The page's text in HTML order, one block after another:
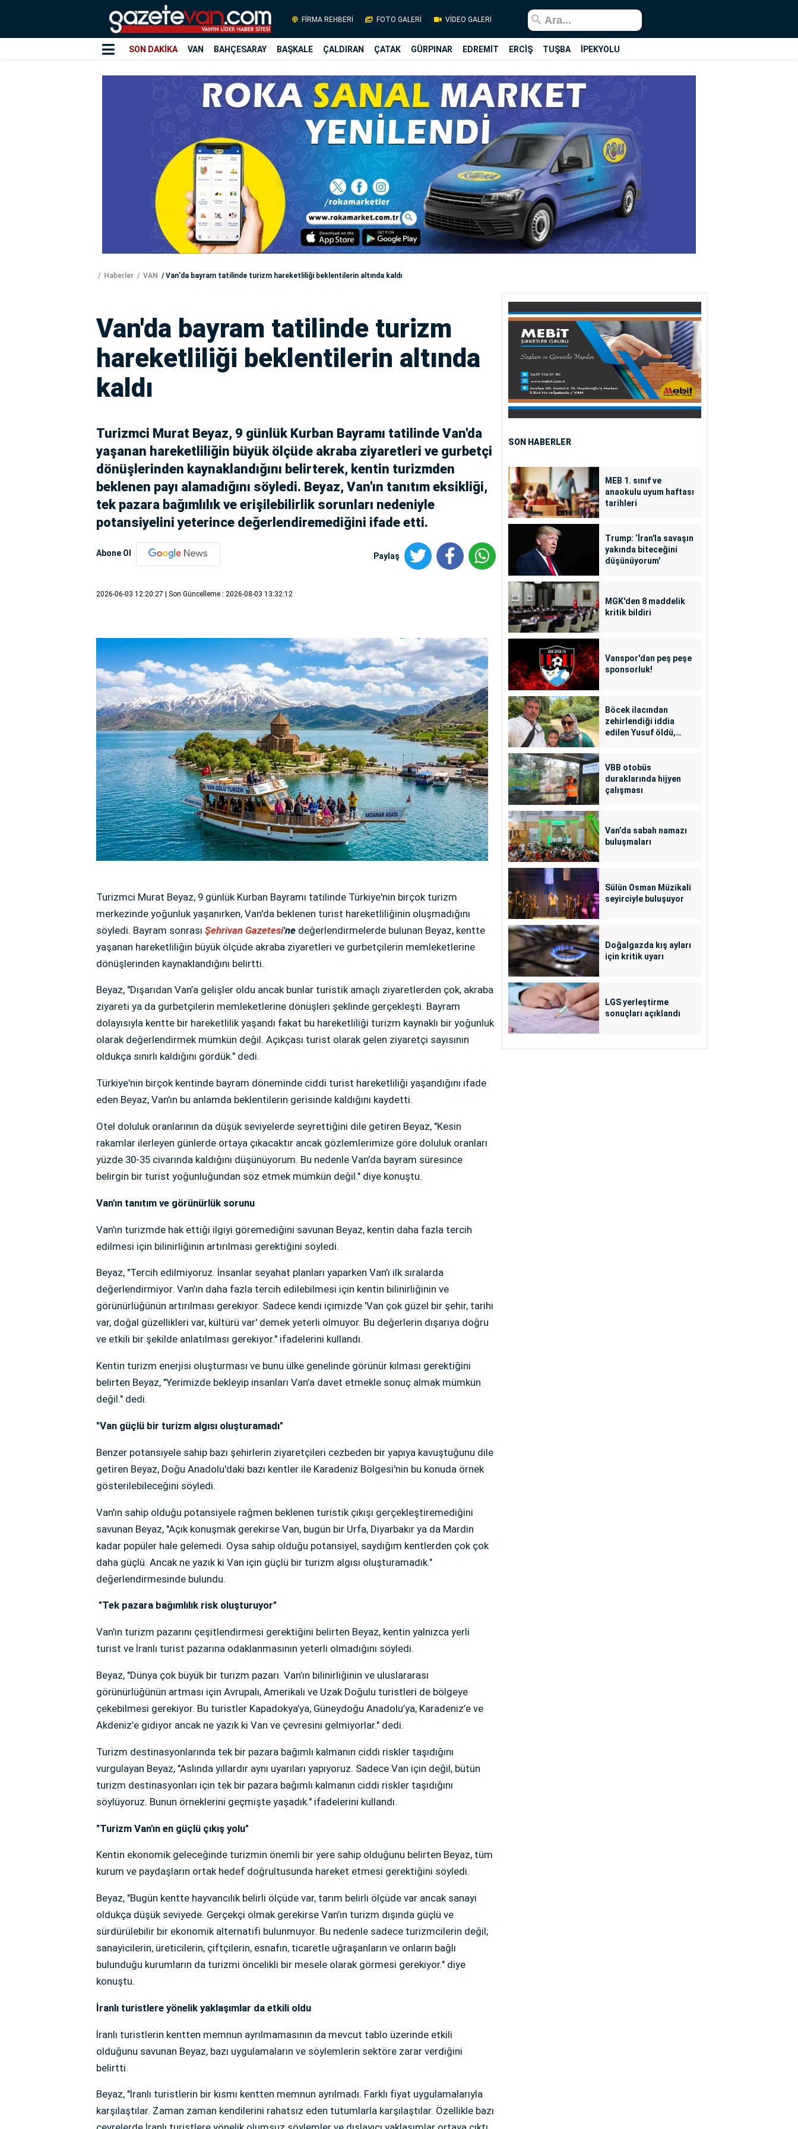
FİRMA REHBERİ FOTO GALERİ VİDEO GALERİ
SON DAKİKA VAN BAHÇESARAY BAŞKALE ÇALDIRAN ÇATAK GÜRPINAR EDREMİT ERCİŞ TUŞBA İPEKYOLU
Haberler VAN Van'da bayram tatilinde turizm hareketliliği beklentilerin altında kaldı
Van'da bayram tatilinde turizm
hareketliliği beklentilerin altında
kaldı
Turizmci Murat Beyaz, 9 günlük Kurban Bayramı tatilinde Van'da
yaşanan hareketliliğin büyük ölçüde akraba ziyaretleri ve gurbetçi
dönüşlerinden kaynaklandığını belirterek, kentin turizmden
beklenen payı alamadığını söyledi. Beyaz, Van'ın tanıtım eksikliği,
tek pazara bağımlılık ve erişilebilirlik sorunları nedeniyle
potansiyelini yeterince değerlendiremediğini ifade etti.
Abone Ol Paylaş
2026-06-03 12:20:27 | Son Güncelleme : 2026-08-03 13:32:12
Turizmci Murat Beyaz, 9 günlük Kurban Bayramı tatilinde Türkiye'nin birçok turizm
merkezinde yoğunluk yaşanırken, Van'da beklenen turist hareketliliğinin oluşmadığını
söyledi. Bayram sonrası Şehrivan Gazetesi'ne değerlendirmelerde bulunan Beyaz, kentte
yaşanan hareketliliğin büyük ölçüde akraba ziyaretleri ve gurbetçilerin memleketlerine
dönüşlerinden kaynaklandığını belirtti.
Beyaz, "Dışarıdan Van’a gelişler oldu ancak bunlar turistik amaçlı ziyaretlerden çok, akraba
ziyareti ya da gurbetçilerin memleketlerine dönüşleri şeklinde gerçekleşti. Bayram
dolayısıyla kentte bir hareketlilik yaşandı fakat bu hareketliliği turizm kaynaklı bir yoğunluk
olarak değerlendirmek mümkün değil. Açıkçası turist olarak gelen ziyaretçi sayısının
oldukça sınırlı kaldığını gördük." dedi.
Türkiye'nin birçok kentinde bayram döneminde ciddi turist hareketliliği yaşandığını ifade
eden Beyaz, Van'ın bu anlamda beklentilerin gerisinde kaldığını kaydetti.
Otel doluluk oranlarının da düşük seviyelerde seyrettiğini dile getiren Beyaz, "Kesin
rakamlar ilerleyen günlerde ortaya çıkacaktır ancak gözlemlerimize göre doluluk oranları
yüzde 30-35 civarında kaldığını düşünüyorum. Bu nedenle Van’da bayram süresince
belirgin bir turist yoğunluğundan söz etmek mümkün değil." diye konuştu.
Van'ın tanıtım ve görünürlük sorunu
Van'ın turizmde hak ettiği ilgiyi göremediğini savunan Beyaz, kentin daha fazla tercih
edilmesi için bilinirliğinin artırılması gerektiğini söyledi.
Beyaz, "Tercih edilmiyoruz. İnsanlar seyahat planları yaparken Van’ı ilk sıralarda
değerlendirmiyor. Van’ın daha fazla tercih edilebilmesi için kentin bilinirliğinin ve
görünürlüğünün artırılması gerekiyor. Sadece kendi içimizde 'Van çok güzel bir şehir, tarihi
var, doğal güzellikleri var, kültürü var' demek yeterli olmuyor. Bu değerlerin dışarıya doğru
ve etkili bir şekilde anlatılması gerekiyor." ifadelerini kullandı.
Kentin turizm enerjisi oluşturması ve bunu ülke genelinde görünür kılması gerektiğini
belirten Beyaz, "Yerimizde bekleyip insanları Van’a davet etmekle sonuç almak mümkün
değil." dedi.
"Van güçlü bir turizm algısı oluşturamadı"
Benzer potansiyele sahip bazı şehirlerin ziyaretçileri cezbeden bir yapıya kavuştuğunu dile
getiren Beyaz, Doğu Anadolu'daki bazı kentler ile Karadeniz Bölgesi'nin bu konuda örnek
gösterilebileceğini söyledi.
Van'ın sahip olduğu potansiyele rağmen beklenen turistik çıkışı gerçekleştiremediğini
savunan Beyaz, "Açık konuşmak gerekirse Van, bugün bir Urfa, Diyarbakır ya da Mardin
kadar popüler hale gelemedi. Oysa sahip olduğu potansiyel, saydığım kentlerden çok çok
daha güçlü. Ancak ne yazık ki Van için güçlü bir turizm algısı oluşturamadık."
değerlendirmesinde bulundu.
"Tek pazara bağımlılık risk oluşturuyor"
Van'ın turizm pazarını çeşitlendirmesi gerektiğini belirten Beyaz, kentin yalnızca yerli
turist ve İranlı turist pazarına odaklanmasının yeterli olmadığını söyledi.
Beyaz, "Dünya çok büyük bir turizm pazarı. Van’ın bilinirliğinin ve uluslararası
görünürlüğünün artması için Avrupalı, Amerikalı ve Uzak Doğulu turistleri de bölgeye
çekebilmesi gerekiyor. Bu turistler Kapadokya’ya, Güneydoğu Anadolu’ya, Karadeniz’e ve
Akdeniz’e gidiyor ancak ne yazık ki Van ve çevresini gelmiyorlar." dedi.
Turizm destinasyonlarında tek bir pazara bağımlı kalmanın ciddi riskler taşıdığını
vurgulayan Beyaz, "Aslında yıllardır aynı uyarıları yapıyoruz. Sadece Van için değil, bütün
turizm destinasyonları için tek bir pazara bağımlı kalmanın ciddi riskler taşıdığını
söylüyoruz. Bunun örneklerini geçmişte yaşadık." ifadelerini kullandı.
"Turizm Van'ın en güçlü çıkış yolu"
Kentin ekonomik geleceğinde turizmin önemli bir yere sahip olduğunu belirten Beyaz, tüm
kurum ve paydaşların ortak hedef doğrultusunda hareket etmesi gerektiğini söyledi.
Beyaz, "Bugün kentte hayvancılık belirli ölçüde var, tarım belirli ölçüde var ancak sanayi
oldukça düşük seviyede. Gerçekçi olmak gerekirse Van’ın turizm dışında güçlü ve
sürdürülebilir bir ekonomik alternatifi bulunmuyor. Bu nedenle sadece turizmcilerin değil;
sanayicilerin, üreticilerin, çiftçilerin, esnafın, ticaretle uğraşanların ve onların bağlı
bulunduğu kurumların da turizmi öncelikli bir mesele olarak görmesi gerekiyor." diye
konuştu.
İranlı turistlere yönelik yaklaşımlar da etkili oldu
İranlı turistlerin kentten memnun ayrılmamasının da mevcut tablo üzerinde etkili
olduğunu savunan Beyaz, bazı uygulamaların ve söylemlerin sektöre zarar verdiğini
belirtti.
Beyaz, "İranlı turistlerin bir kısmı kentten memnun ayrılmadı. Farklı fiyat uygulamalarıyla
karşılaştılar. Zaman zaman kendilerini rahatsız eden tutumlarla karşılaştılar. Özellikle bazı
SON HABERLER
MEB 1. sınıf ve
anaokulu uyum haftası
tarihleri
Trump: ‘İran'la savaşın
yakında biteceğini
düşünüyorum’
MGK'den 8 maddelik
kritik bildiri
Vanspor'dan peş peşe
sponsorluk!
Böcek ilacından
zehirlendiği iddia
edilen Yusuf öldü,
VBB otobüs
duraklarında hijyen
çalışması
Van’da sabah namazı
buluşmaları
Sülün Osman Müzikali
seyirciyle buluşuyor
Doğalgazda kış ayları
için kritik uyarı
LGS yerleştirme
sonuçları açıklandı